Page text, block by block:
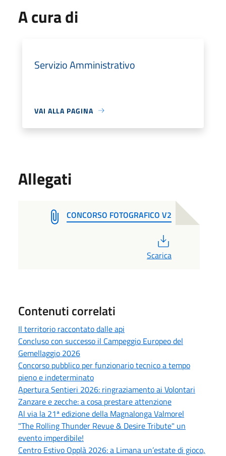
A cura di
Servizio Amministrativo
VAI ALLA PAGINA
Allegati
CONCORSO FOTOGRAFICO V2
Scarica
Contenuti correlati
Il territorio raccontato dalle api
Concluso con successo il Campeggio Europeo del
Gemellaggio 2026
Concorso pubblico per funzionario tecnico a tempo
pieno e indeterminato
Apertura Sentieri 2026: ringraziamento ai Volontari
Zanzare e zecche: a cosa prestare attenzione
Al via la 21ª edizione della Magnalonga Valmorel
"The Rolling Thunder Revue & Desire Tribute" un
evento imperdibile!
Centro Estivo Opplà 2026: a Limana un’estate di gioco,